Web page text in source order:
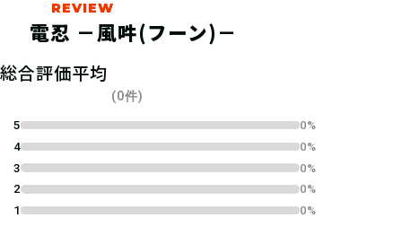
042.参加表明をする
参加表明をして、クリア時に参加表明
報酬をGETしよう！
電忍 －風吽(フーン)－
総合評価平均
(0件)
5
0%
4
0%
3
0%
2
0%
1
0%